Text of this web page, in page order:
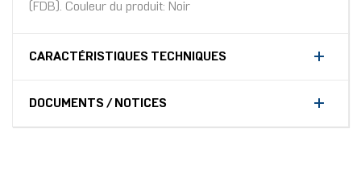
(FDB). Couleur du produit: Noir
CARACTÉRISTIQUES TECHNIQUES
DOCUMENTS / NOTICES